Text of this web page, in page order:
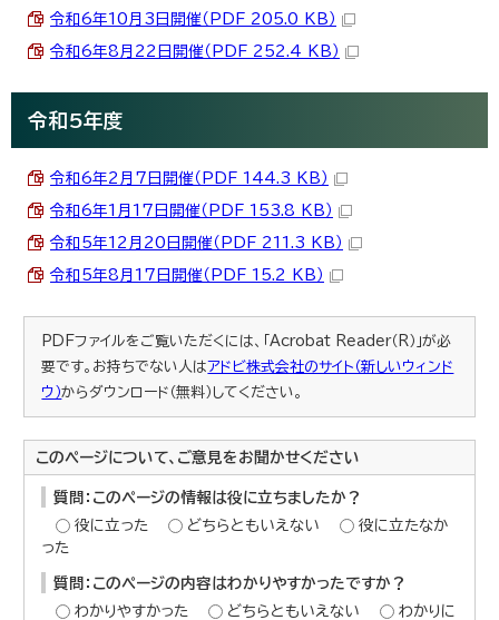
令和6年10月3日開催（PDF 205.0 KB）
令和6年8月22日開催（PDF 252.4 KB）
令和5年度
令和6年2月7日開催（PDF 144.3 KB）
令和6年1月17日開催（PDF 153.8 KB）
令和5年12月20日開催（PDF 211.3 KB）
令和5年8月17日開催（PDF 15.2 KB）
PDFファイルをご覧いただくには、「Acrobat Reader（R）」が必
要です。お持ちでない人はアドビ株式会社のサイト（新しいウィンド
ウ）からダウンロード（無料）してください。
このページについて、ご意見をお聞かせください
質問：このページの情報は役に立ちましたか？
役に立った
どちらともいえない
役に立たなか
った
質問：このページの内容はわかりやすかったですか？
わかりやすかった
どちらともいえない
わかりに